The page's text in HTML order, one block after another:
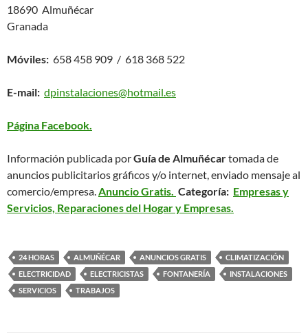
18690 Almuñécar
Granada
Móviles: 658 458 909 / 618 368 522
E-mail: dpinstalaciones@hotmail.es
Página Facebook.
Información publicada porGuía de Almuñécartomada de
anuncios publicitarios gráficos y/o internet, enviado mensaje al
comercio/empresa. Anuncio Gratis. Categoría: Empresas y
Servicios, Reparaciones del Hogar y Empresas.
24 HORAS ALMUÑÉCAR ANUNCIOS GRATIS
CLIMATIZACIÓN
ELECTRICIDAD
ELECTRICISTAS FONTANERÍA
INSTALACIONES
SERVICIOS
TRABAJOS